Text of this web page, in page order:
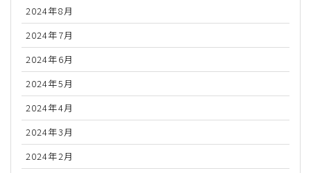
2024年8月
2024年7月
2024年6月
2024年5月
2024年4月
2024年3月
2024年2月